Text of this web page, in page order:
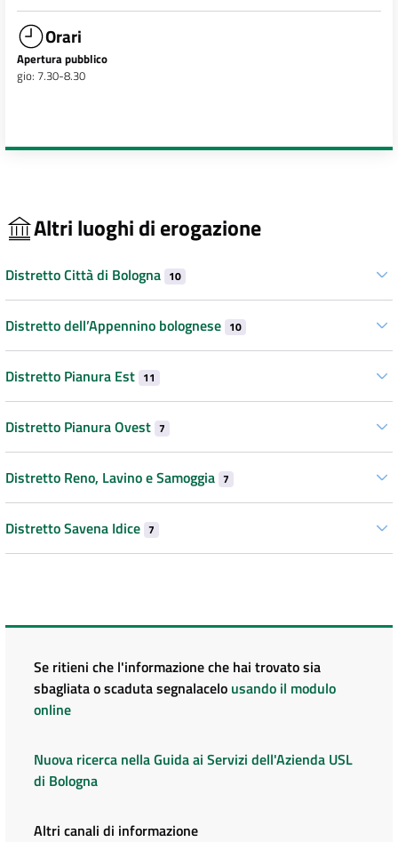
Orari
Apertura pubblico
gio: 7.30-8.30
Altri luoghi di erogazione
Distretto Città di Bologna 10
Distretto dell’Appennino bolognese 10
Distretto Pianura Est 11
Distretto Pianura Ovest 7
Distretto Reno, Lavino e Samoggia 7
Distretto Savena Idice 7
Se ritieni che l'informazione che hai trovato sia
sbagliata o scaduta segnalacelo usando il modulo
online
Nuova ricerca nella Guida ai Servizi dell'Azienda USL
di Bologna
Altri canali di informazione